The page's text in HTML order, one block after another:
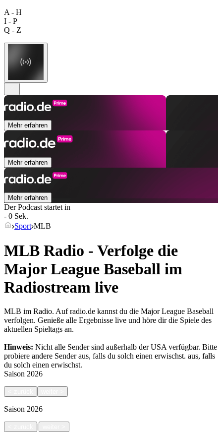
A - H
I - P
Q - Z
Mehr erfahren
Mehr erfahren
Mehr erfahren
Der Podcast startet in
- 0 Sek.
Sport MLB
MLB Radio - Verfolge die
Major League Baseball im
Radiostream live
MLB im Radio. Auf radio.de kannst du die Major League Baseball
verfolgen. Genieße alle Ergebnisse live und höre dir die Spiele des
aktuellen Spieltags an.
Hinweis: Nicht alle Sender sind außerhalb der USA verfügbar. Bitte
probiere andere Sender aus, falls du solch einen erwischst. aus, falls
du solch einen erwischst.
Saison 2026
Saison 2026
|